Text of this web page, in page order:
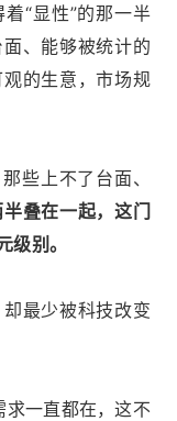
“显性”的那一半
、能够被统计的
的生意，市场规
些上不了台面、
半叠在一起，这门
级别。
最少被科技改变
求一直都在，这不